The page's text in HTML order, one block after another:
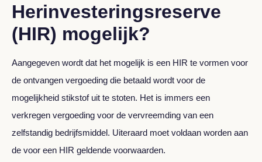
Herinvesteringsreserve
(HIR) mogelijk?
Aangegeven wordt dat het mogelijk is een HIR te vormen voor
de ontvangen vergoeding die betaald wordt voor de
mogelijkheid stikstof uit te stoten. Het is immers een
verkregen vergoeding voor de vervreemding van een
zelfstandig bedrijfsmiddel. Uiteraard moet voldaan worden aan
de voor een HIR geldende voorwaarden.